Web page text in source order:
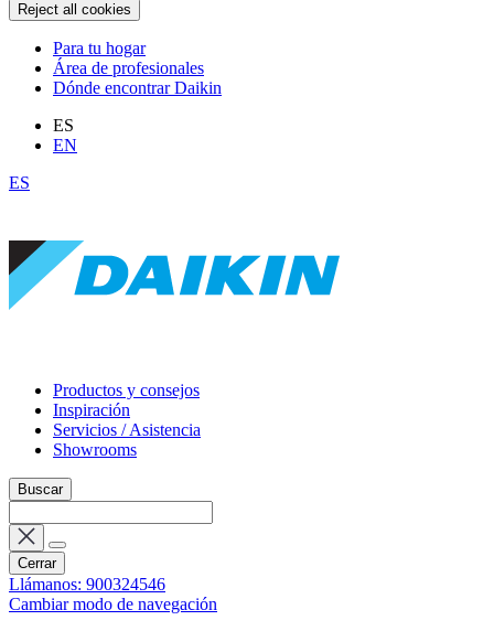
Reject all cookies
Para tu hogar
Área de profesionales
Dónde encontrar Daikin
ES
EN
ES
Productos y consejos
Inspiración
Servicios / Asistencia
Showrooms
Buscar
Cerrar
Llámanos: 900324546
Cambiar modo de navegación